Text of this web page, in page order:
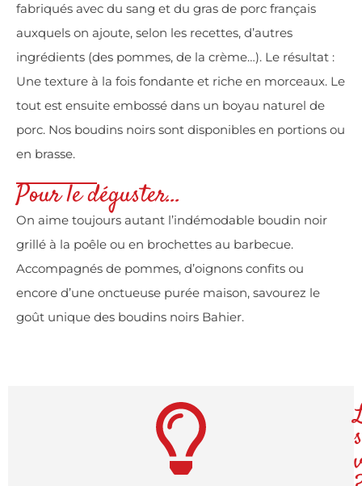
fabriqués avec du sang et du gras de porc français
auxquels on ajoute, selon les recettes, d’autres
ingrédients (des pommes, de la crème…). Le résultat :
Une texture à la fois fondante et riche en morceaux. Le
tout est ensuite embossé dans un boyau naturel de
porc. Nos boudins noirs sont disponibles en portions ou
en brasse.
Pour le déguster...
On aime toujours autant l’indémodable boudin noir
grillé à la poêle ou en brochettes au barbecue.
Accompagnés de pommes, d’oignons confits ou
encore d’une onctueuse purée maison, savourez le
goût unique des boudins noirs Bahier.